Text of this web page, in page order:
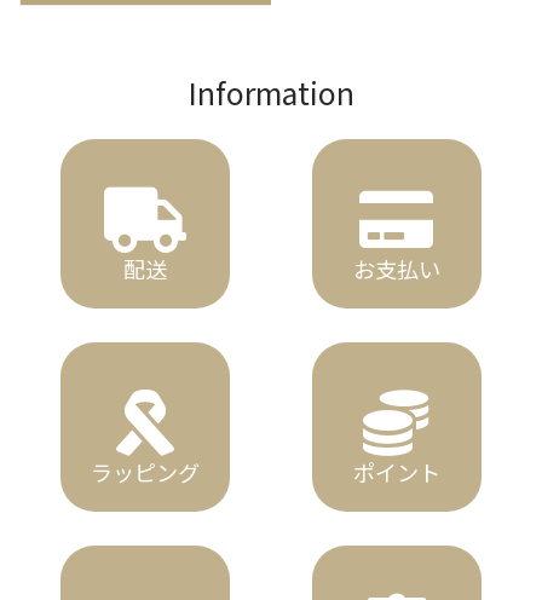
Information
配送 お支払い
ラッピング ポイント